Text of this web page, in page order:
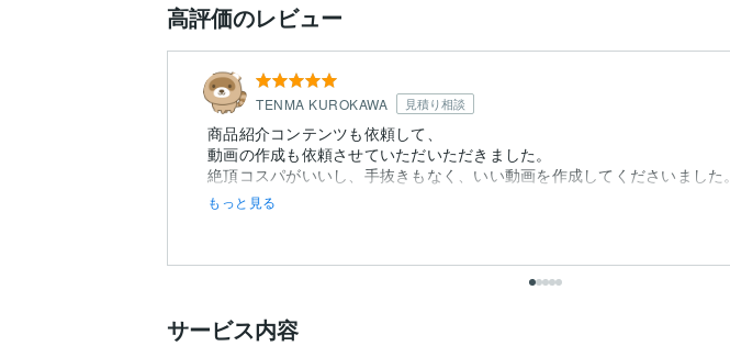
高評価のレビュー
TENMA KUROKAWA 見積り相談
商品紹介コンテンツも依頼して、
動画の作成も依頼させていただいただきました。
絶頂コスパがいいし、手抜きもなく、いい動画を作成してくださいました。
もっと見る
サービス内容